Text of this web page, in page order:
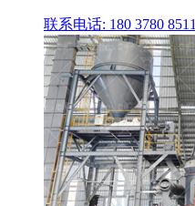
联系电话: 180 3780 8511